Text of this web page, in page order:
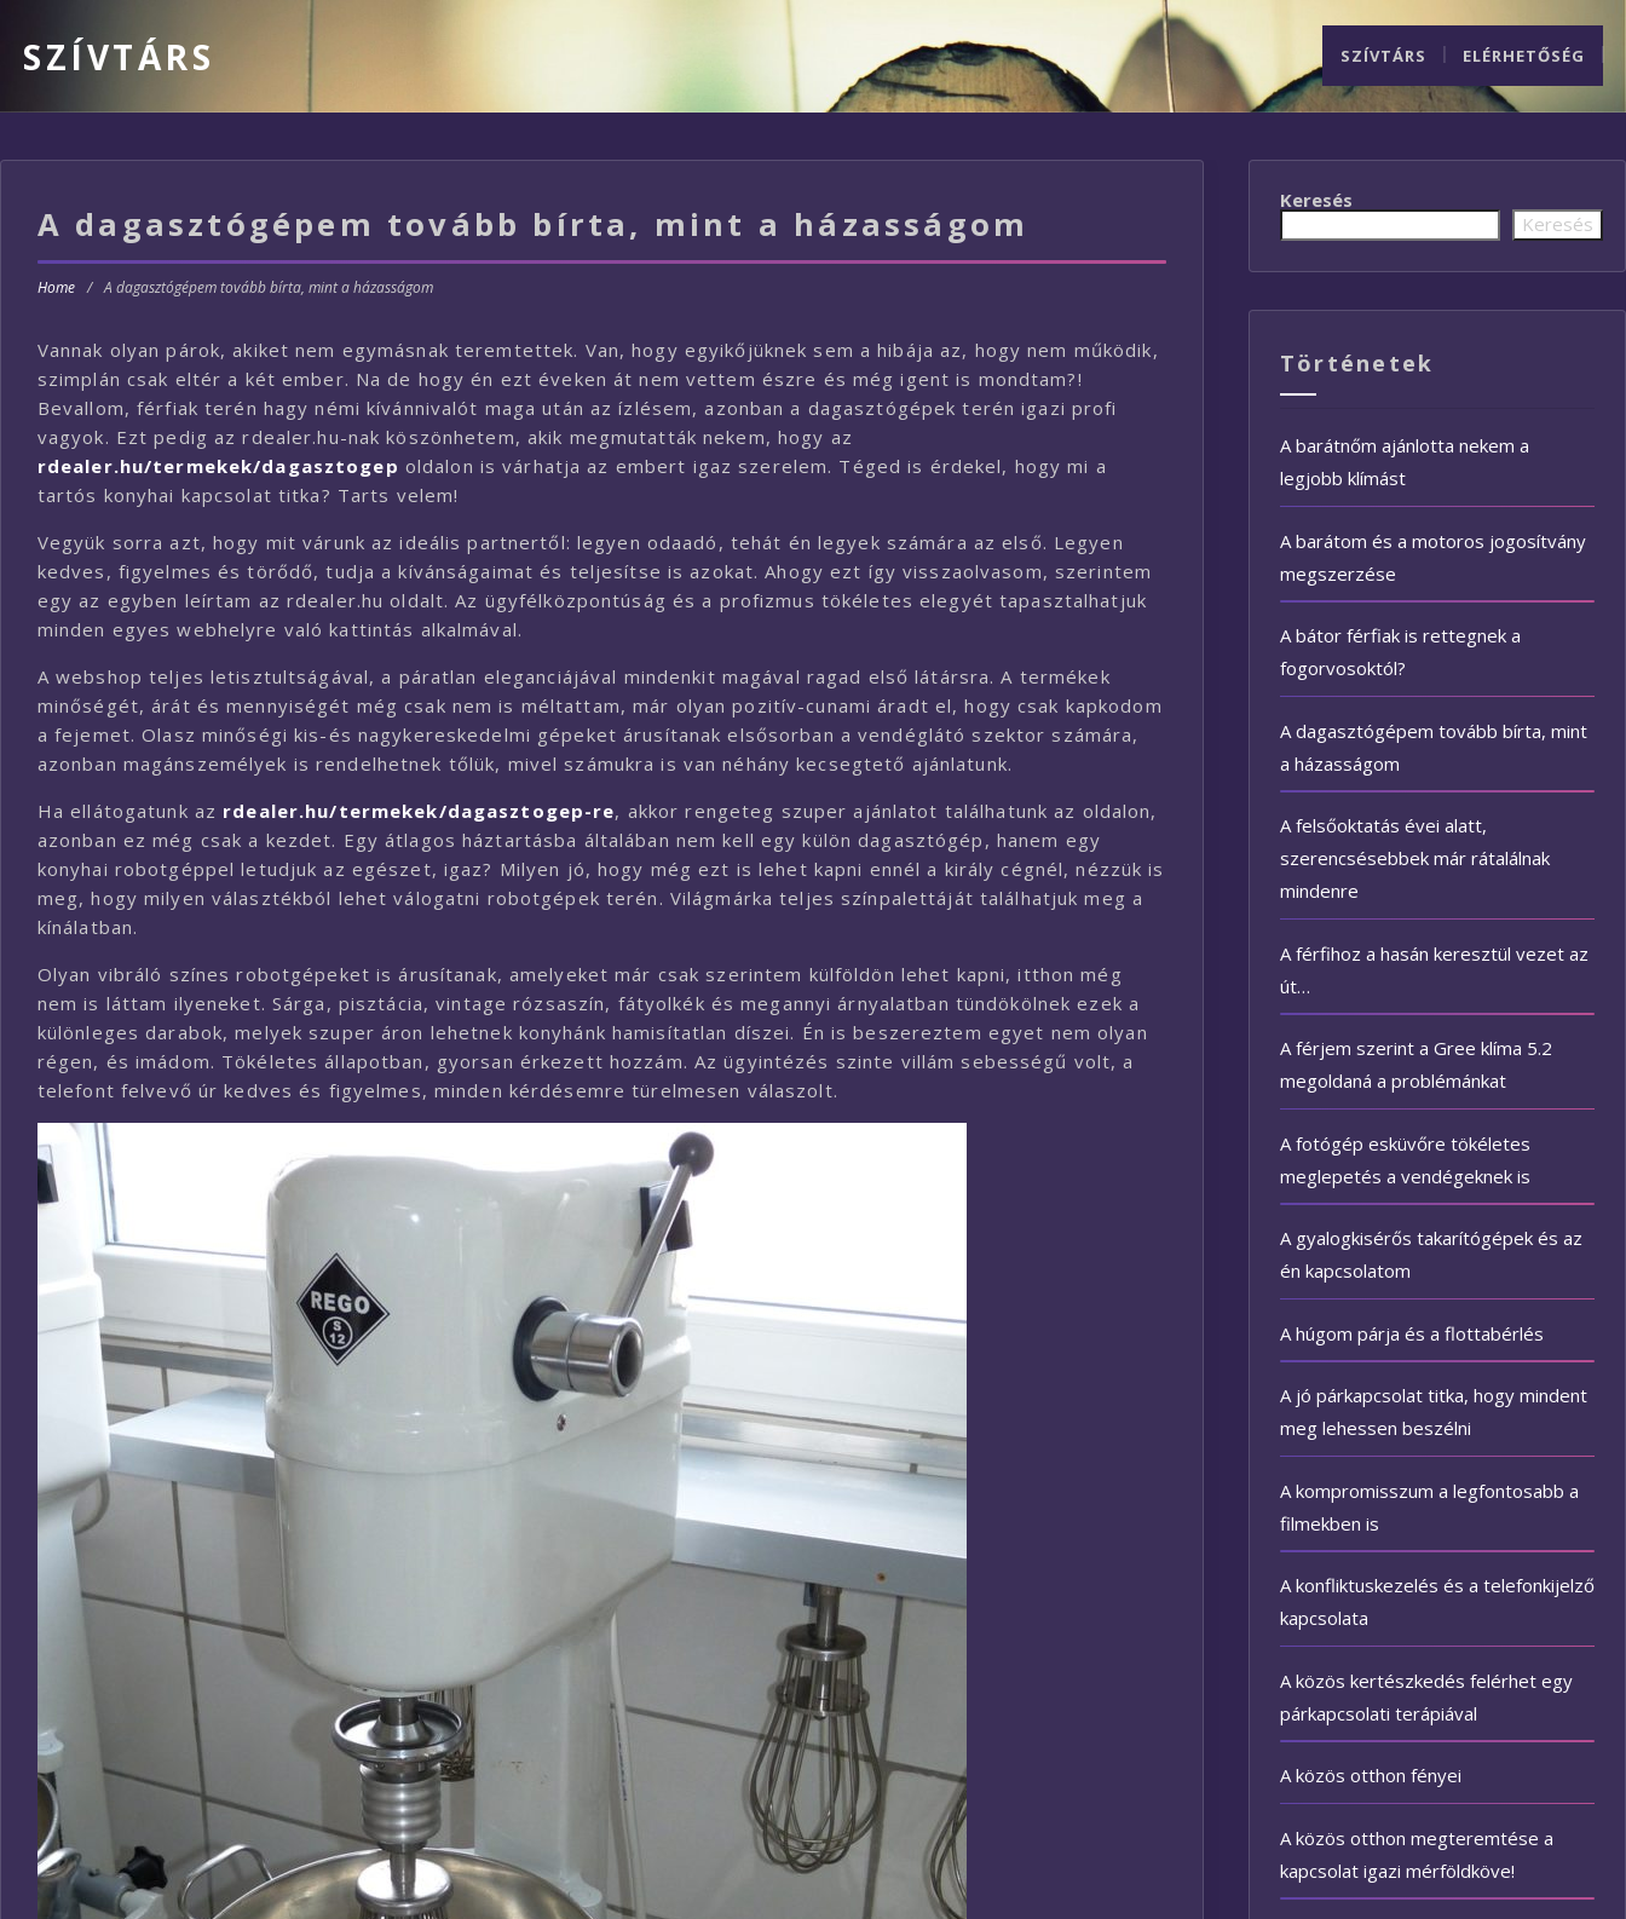
SZÍVTÁRS SZÍVTÁRS ELÉRHETŐSÉG
A dagasztógépem tovább bírta, mint a házasságom
Home / A dagasztógépem tovább bírta, mint a házasságom
Vannak olyan párok, akiket nem egymásnak teremtettek. Van, hogy egyikőjüknek sem a hibája az, hogy nem működik,
szimplán csak eltér a két ember. Na de hogy én ezt éveken át nem vettem észre és még igent is mondtam?!
Bevallom, férfiak terén hagy némi kívánnivalót maga után az ízlésem, azonban a dagasztógépek terén igazi profi
vagyok. Ezt pedig az rdealer.hu-nak köszönhetem, akik megmutatták nekem, hogy az
rdealer.hu/termekek/dagasztogep oldalon is várhatja az embert igaz szerelem. Téged is érdekel, hogy mi a
tartós konyhai kapcsolat titka? Tarts velem!
Vegyük sorra azt, hogy mit várunk az ideális partnertől: legyen odaadó, tehát én legyek számára az első. Legyen
kedves, figyelmes és törődő, tudja a kívánságaimat és teljesítse is azokat. Ahogy ezt így visszaolvasom, szerintem
egy az egyben leírtam az rdealer.hu oldalt. Az ügyfélközpontúság és a profizmus tökéletes elegyét tapasztalhatjuk
minden egyes webhelyre való kattintás alkalmával.
A webshop teljes letisztultságával, a páratlan eleganciájával mindenkit magával ragad első látársra. A termékek
minőségét, árát és mennyiségét még csak nem is méltattam, már olyan pozitív-cunami áradt el, hogy csak kapkodom
a fejemet. Olasz minőségi kis-és nagykereskedelmi gépeket árusítanak elsősorban a vendéglátó szektor számára,
azonban magánszemélyek is rendelhetnek tőlük, mivel számukra is van néhány kecsegtető ajánlatunk.
Ha ellátogatunk az rdealer.hu/termekek/dagasztogep-re, akkor rengeteg szuper ajánlatot találhatunk az oldalon,
azonban ez még csak a kezdet. Egy átlagos háztartásba általában nem kell egy külön dagasztógép, hanem egy
konyhai robotgéppel letudjuk az egészet, igaz? Milyen jó, hogy még ezt is lehet kapni ennél a király cégnél, nézzük is
meg, hogy milyen választékból lehet válogatni robotgépek terén. Világmárka teljes színpalettáját találhatjuk meg a
kínálatban.
Olyan vibráló színes robotgépeket is árusítanak, amelyeket már csak szerintem külföldön lehet kapni, itthon még
nem is láttam ilyeneket. Sárga, pisztácia, vintage rózsaszín, fátyolkék és megannyi árnyalatban tündökölnek ezek a
különleges darabok, melyek szuper áron lehetnek konyhánk hamisítatlan díszei. Én is beszereztem egyet nem olyan
régen, és imádom. Tökéletes állapotban, gyorsan érkezett hozzám. Az ügyintézés szinte villám sebességű volt, a
telefont felvevő úr kedves és figyelmes, minden kérdésemre türelmesen válaszolt.
Keresés
Keresés
Történetek
A barátnőm ajánlotta nekem a
legjobb klímást
A barátom és a motoros jogosítvány
megszerzése
A bátor férfiak is rettegnek a
fogorvosoktól?
A dagasztógépem tovább bírta, mint
a házasságom
A felsőoktatás évei alatt,
szerencsésebbek már rátalálnak
mindenre
A férfihoz a hasán keresztül vezet az
út…
A férjem szerint a Gree klíma 5.2
megoldaná a problémánkat
A fotógép esküvőre tökéletes
meglepetés a vendégeknek is
A gyalogkisérős takarítógépek és az
én kapcsolatom
A húgom párja és a flottabérlés
A jó párkapcsolat titka, hogy mindent
meg lehessen beszélni
A kompromisszum a legfontosabb a
filmekben is
A konfliktuskezelés és a telefonkijelző
kapcsolata
A közös kertészkedés felérhet egy
párkapcsolati terápiával
A közös otthon fényei
A közös otthon megteremtése a
kapcsolat igazi mérföldköve!